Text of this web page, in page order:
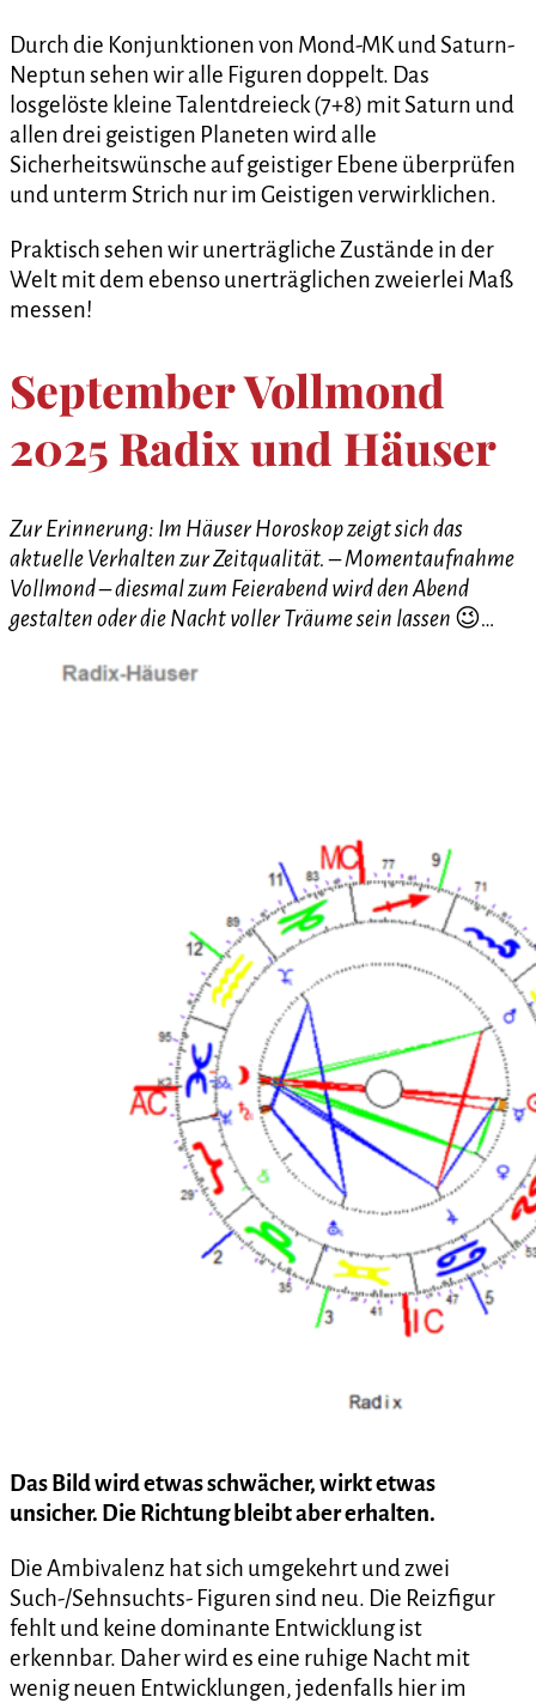
Durch die Konjunktionen von Mond-MK und Saturn-
Neptun sehen wir alle Figuren doppelt. Das
losgelöste kleine Talentdreieck (7+8) mit Saturn und
allen drei geistigen Planeten wird alle
Sicherheitswünsche auf geistiger Ebene überprüfen
und unterm Strich nur im Geistigen verwirklichen.
Praktisch sehen wir unerträgliche Zustände in der
Welt mit dem ebenso unerträglichen zweierlei Maß
messen!
September Vollmond
2025 Radix und Häuser
Zur Erinnerung: Im Häuser Horoskop zeigt sich das
aktuelle Verhalten zur Zeitqualität. – Momentaufnahme
Vollmond – diesmal zum Feierabend wird den Abend
gestalten oder die Nacht voller Träume sein lassen 😉…
Das Bild wird etwas schwächer, wirkt etwas
unsicher. Die Richtung bleibt aber erhalten.
Die Ambivalenz hat sich umgekehrt und zwei
Such-/Sehnsuchts- Figuren sind neu. Die Reizfigur
fehlt und keine dominante Entwicklung ist
erkennbar. Daher wird es eine ruhige Nacht mit
wenig neuen Entwicklungen, jedenfalls hier im